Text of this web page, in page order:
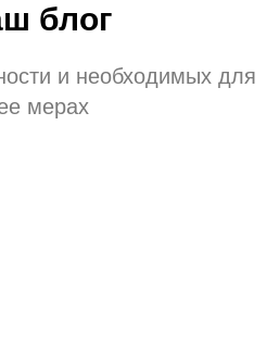
блог
и необходимых для
мерах